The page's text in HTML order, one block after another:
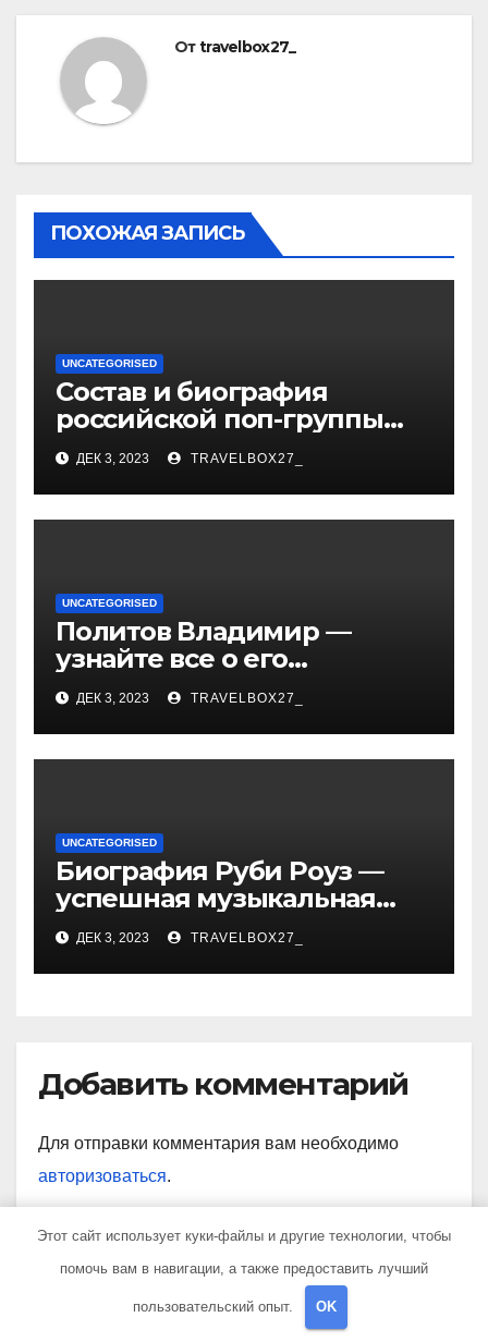
Отtravelbox27_
ПОХОЖАЯ ЗАПИСЬ
UNCATEGORISED
Состав и биография
российской поп-группы
«Иванушки интернешнл»
— история успеха, музыка
и судьбы участников
ДЕК 3, 2023 TRAVELBOX27_
UNCATEGORISED
Политов Владимир —
узнайте все о его
биографии, возрасте и
впечатляющих
достижениях!
ДЕК 3, 2023 TRAVELBOX27_
UNCATEGORISED
Биография Руби Роуз —
успешная музыкальная
карьера, личная жизнь и
знаковые достижения
ДЕК 3, 2023 TRAVELBOX27_
Добавить комментарий
Для отправки комментария вам необходимо
авторизоваться.
Этот сайт использует куки-файлы и другие технологии, чтобы
помочь вам в навигации, а также предоставить лучший
пользовательский опыт. OK